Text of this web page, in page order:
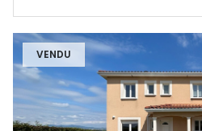
VENDU